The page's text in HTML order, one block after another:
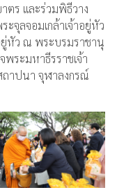
ตร และร่วมพิธีวาง
จุลจอมเกล้าเจ้าอยู่หัว
ยู่หัว ณ พระบรมราชานุ
ระมหาธีรราชเจ้า
ถาปนา จุฬาลงกรณ์